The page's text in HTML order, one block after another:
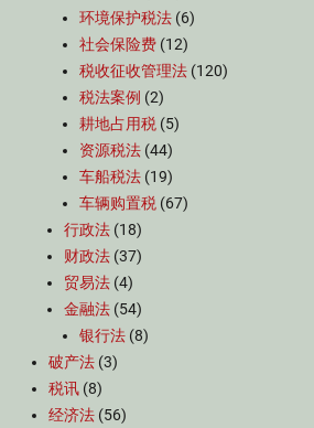
环境保护税法 (6)
社会保险费 (12)
税收征收管理法 (120)
税法案例 (2)
耕地占用税 (5)
资源税法 (44)
车船税法 (19)
车辆购置税 (67)
行政法 (18)
财政法 (37)
贸易法 (4)
金融法 (54)
银行法 (8)
破产法 (3)
税讯 (8)
经济法 (56)